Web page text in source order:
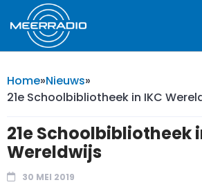
Home»Nieuws»
21e Schoolbibliotheek in IKC
21e Schoolbibliotheek
Wereldwijs
30 MEI 2019